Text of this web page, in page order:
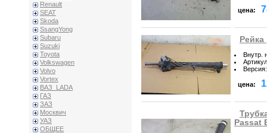
Renault
SEAT
Skoda
SsangYong
Subaru
Suzuki
Toyota
Volkswagen
Volvo
Vortex
ВАЗ_LADA
ГАЗ
ЗАЗ
Москвич
УАЗ
ОБЩЕЕ
цена:
Внутр.
Артикул
Версия:
цена:
Passat